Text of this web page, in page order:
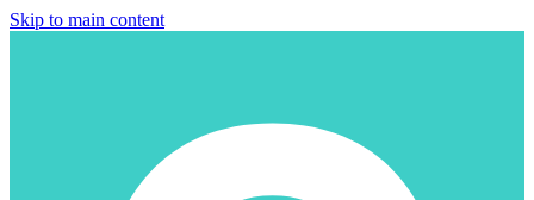
Skip to main content